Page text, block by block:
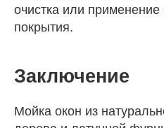
очистка или применение
покрытия.
Заключение
Мойка окон из